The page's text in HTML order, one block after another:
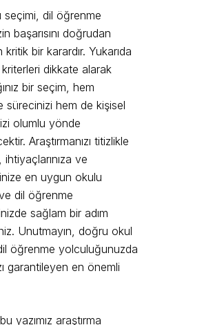
seçimi, dil öğrenme
başarısını doğrudan
bir karardır. Yukarıda
dikkate alarak
bir seçim, hem
sürecinizi hem de kişisel
olumlu yönde
Araştırmanızı titizlikle
ve
en uygun okulu
dil öğrenme
sağlam bir adım
Unutmayın, doğru okul
öğrenme yolculuğunuzda
garantileyen en önemli
yazımız araştırma